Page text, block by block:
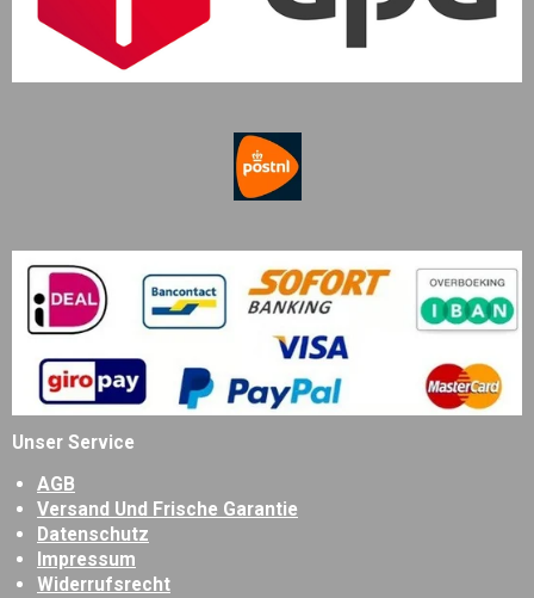
Unser Service
AGB
Versand Und Frische Garantie
Datenschutz
Impressum
Widerrufsrecht